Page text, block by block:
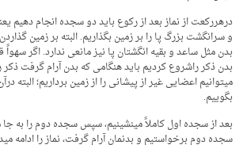
درهررکعت از نماز بعد از رکوع باید دو سجده انجام دهیم
و سرانگشت بزرگ پا را بر زمین بگذاریم. البته بر زمین
بدن مثل ساعد و بقیه انگشتان پا نیز مانعی ندارد. اگر سهواً
بدن ذکر راشروع کردیم باید هنگامی که بدن آرام گرفت ذکر
می­توانیم اعضایی غیر از پیشانی را از زمین برداریم؛ البته
بگوییم.
بعد از سجده اول کاملاً می­نشینیم، سپس سجده دوم را به جا
سجده دوم برخواستیم و بدنمان آرام گرفت، نماز را ادامه